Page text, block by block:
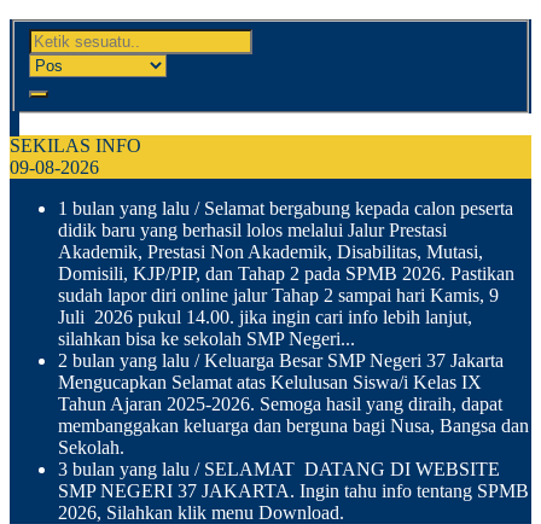
SEKILAS INFO
09-08-2026
1 bulan yang lalu / Selamat bergabung kepada calon peserta
didik baru yang berhasil lolos melalui Jalur Prestasi
Akademik, Prestasi Non Akademik, Disabilitas, Mutasi,
Domisili, KJP/PIP, dan Tahap 2 pada SPMB 2026. Pastikan
sudah lapor diri online jalur Tahap 2 sampai hari Kamis, 9
Juli 2026 pukul 14.00. jika ingin cari info lebih lanjut,
silahkan bisa ke sekolah SMP Negeri...
2 bulan yang lalu / Keluarga Besar SMP Negeri 37 Jakarta
Mengucapkan Selamat atas Kelulusan Siswa/i Kelas IX
Tahun Ajaran 2025-2026. Semoga hasil yang diraih, dapat
membanggakan keluarga dan berguna bagi Nusa, Bangsa dan
Sekolah.
3 bulan yang lalu / SELAMAT DATANG DI WEBSITE
SMP NEGERI 37 JAKARTA. Ingin tahu info tentang SPMB
2026, Silahkan klik menu Download.